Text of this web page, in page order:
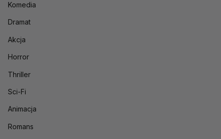
Komedia
Dramat
Akcja
Horror
Thriller
Sci-Fi
Animacja
Romans